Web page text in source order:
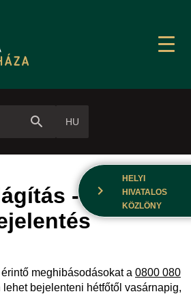
search HU
chevron_right
HELYI
HIVATALOS
KÖZLÖNY
-
meghibásodásokat a 0800 080
bejelenteni hétfőtől vasárnapig,